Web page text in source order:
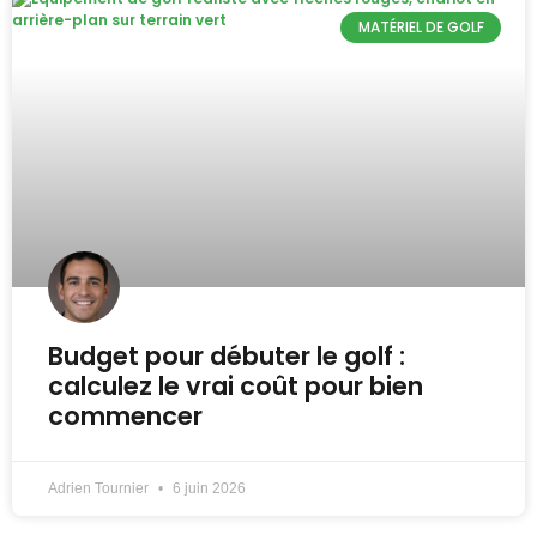
MATÉRIEL DE GOLF
Budget pour débuter le golf :
calculez le vrai coût pour bien
commencer
Adrien Tournier 6 juin 2026